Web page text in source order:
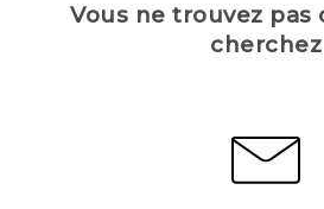
Vous ne trouvez pas
cherchez